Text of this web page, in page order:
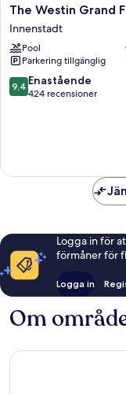
The
Westin
Grand
Frankfurt
Innenstadt
The Westin Grand
Innenstadt
Pool
Parkering tillgänglig
9.4
av
9,4 Enastående
424 recensioner
Logga in för
förmåner för
Logga in
Om